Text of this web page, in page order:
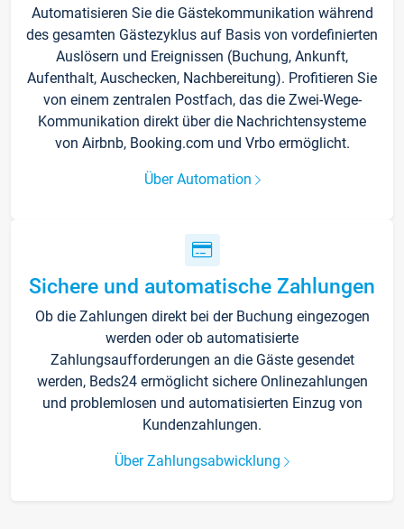
Automatisieren Sie die Gästekommunikation während
des gesamten Gästezyklus auf Basis von vordefinierten
Auslösern und Ereignissen (Buchung, Ankunft,
Aufenthalt, Auschecken, Nachbereitung). Profitieren Sie
von einem zentralen Postfach, das die Zwei-Wege-
Kommunikation direkt über die Nachrichtensysteme
von Airbnb, Booking.com und Vrbo ermöglicht.
Über Automation
Sichere und automatische Zahlungen
Ob die Zahlungen direkt bei der Buchung eingezogen
werden oder ob automatisierte
Zahlungsaufforderungen an die Gäste gesendet
werden, Beds24 ermöglicht sichere Onlinezahlungen
und problemlosen und automatisierten Einzug von
Kundenzahlungen.
Über Zahlungsabwicklung